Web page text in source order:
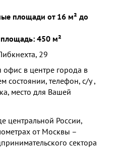
площади от 16 м² до
450 м²
29
офис в центре города в
состоянии, телефон, с/у ,
место для Вашей
центральной России,
от Москвы –
сектора